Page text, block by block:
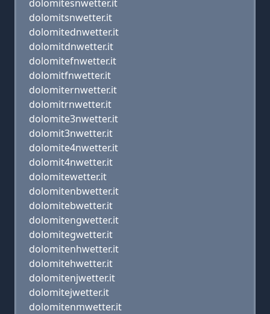
dolomitesnwetter.it
dolomitsnwetter.it
dolomitednwetter.it
dolomitdnwetter.it
dolomitefnwetter.it
dolomitfnwetter.it
dolomiternwetter.it
dolomitrnwetter.it
dolomite3nwetter.it
dolomit3nwetter.it
dolomite4nwetter.it
dolomit4nwetter.it
dolomitewetter.it
dolomitenbwetter.it
dolomitebwetter.it
dolomitengwetter.it
dolomitegwetter.it
dolomitenhwetter.it
dolomitehwetter.it
dolomitenjwetter.it
dolomitejwetter.it
dolomitenmwetter.it